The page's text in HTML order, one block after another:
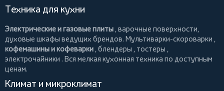
Техника для кухни
Электрические и газовые плиты , варочные поверхности,
духовые шкафы ведущих брендов. Мультиварки-скороварки ,
кофемашины и кофеварки ,блендеры , тостеры ,
электрочайники . Вся мелкая кухонная техника по доступным
ценам.
Климат и микроклимат